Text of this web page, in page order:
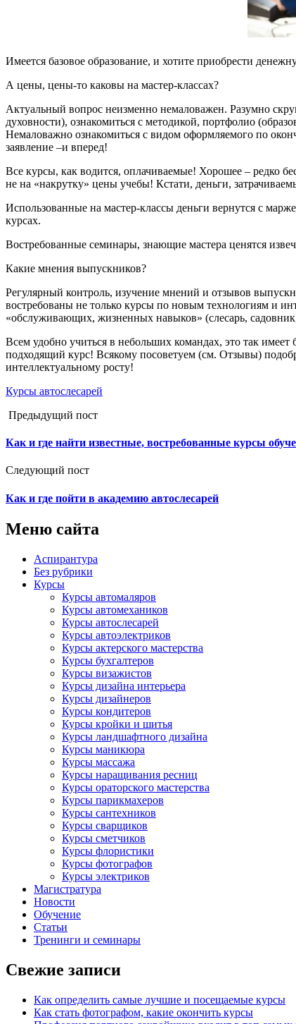
Имеется базовое образование, и хотите приобрести
А цены, цены-то каковы на мастер-классах?
Актуальный вопрос неизменно немаловажен. Разумно
духовности), ознакомиться с методикой, портфолио
Немаловажно ознакомиться с видом оформляемого по
заявление –и вперед!
Все курсы, как водится, оплачиваемые! Хорошее – редко
не на «накрутку» цены учебы! Кстати, деньги,
Использованные на мастер-классы деньги вернутся с
курсах.
Востребованные семинары, знающие мастера ценятся
Какие мнения выпускников?
Регулярный контроль, изучение мнений и отзывов
востребованы не только курсы по новым технологиям и
«обслуживающих, жизненных навыков» (слесарь,
Всем удобно учиться в небольших командах, это так
подходящий курс! Всякому посоветуем (см. Отзывы)
интеллектуальному росту!
Курсы автослесарей
Предыдущий пост
Как и где найти известные, востребованные курсы
Следующий пост
Как и где пойти в академию автослесарей
Меню сайта
Аспирантура
Без рубрики
Курсы
Курсы автомаляров
Курсы автомехаников
Курсы автослесарей
Курсы автоэлектриков
Курсы актерского мастерства
Курсы бухгалтеров
Курсы визажистов
Курсы дизайна интерьера
Курсы дизайнеров
Курсы кондитеров
Курсы кройки и шитья
Курсы ландшафтного дизайна
Курсы маникюра
Курсы массажа
Курсы наращивания ресниц
Курсы ораторского мастерства
Курсы парикмахеров
Курсы сантехников
Курсы сварщиков
Курсы сметчиков
Курсы флористики
Курсы фотографов
Курсы электриков
Магистратура
Новости
Обучение
Статьи
Тренинги и семинары
Свежие записи
Как определить самые лучшие и посещаемые курсы
Как стать фотографом, какие окончить курсы